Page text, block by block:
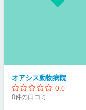
オアシス動物病院
0.0
0件の口コミ